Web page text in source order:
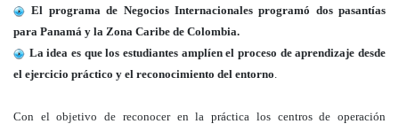
El programa de Negocios Internacionales programó dos pasantías
para Panamá y la Zona Caribe de Colombia.
La idea es que los estudiantes amplíen el proceso de aprendizaje desde
el ejercicio práctico y el reconocimiento del entorno
Con el objetivo de reconocer en la práctica los centros de operación